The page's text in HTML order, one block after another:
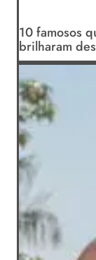
10 famosos
brilharam